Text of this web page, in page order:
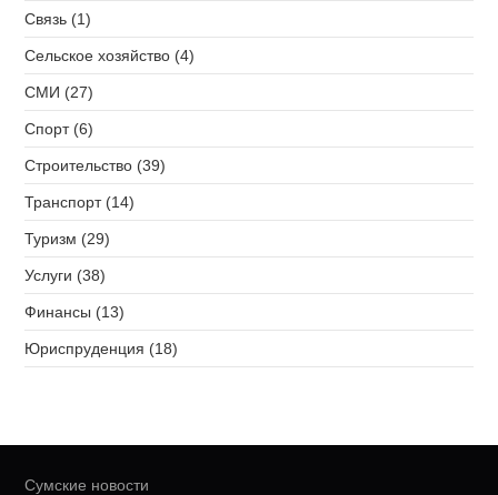
Связь (1)
Сельское хозяйство (4)
СМИ (27)
Спорт (6)
Строительство (39)
Транспорт (14)
Туризм (29)
Услуги (38)
Финансы (13)
Юриспруденция (18)
Сумские новости